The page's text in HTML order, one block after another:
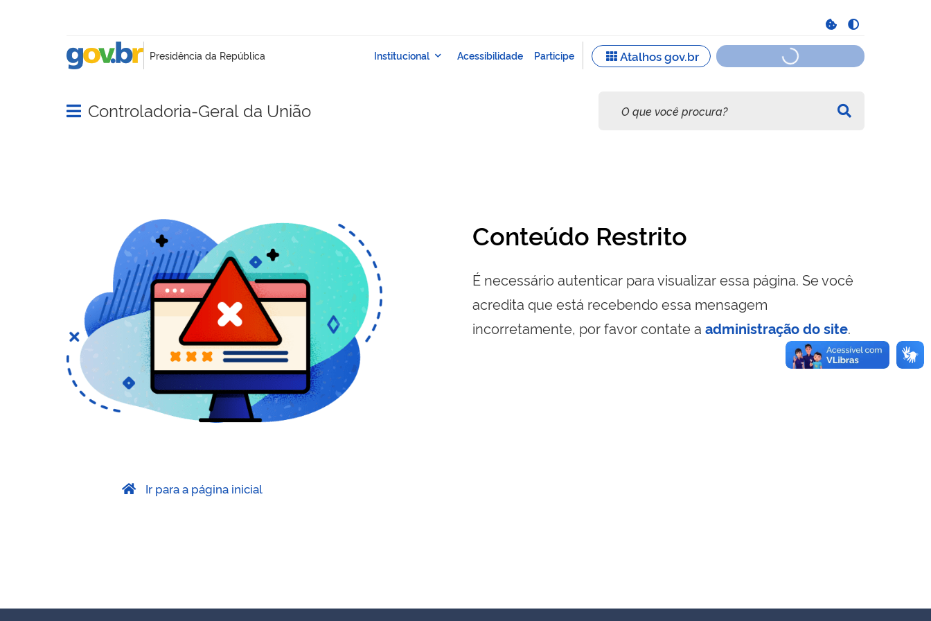
Abrir menu principal de navegação
Controladoria-Geral da União
Conteúdo Restrito
É necessário autenticar para visualizar essa página. Se você
acredita que está recebendo essa mensagem
incorretamente, por favor contate a administração do site.
Ir para a página inicial